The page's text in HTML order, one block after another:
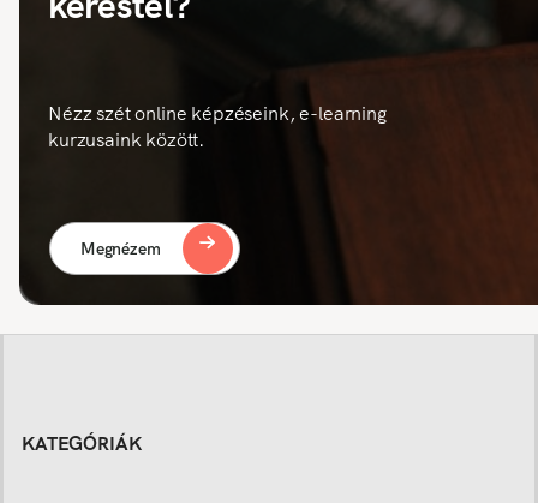
Nézz szét online képzéseink, e-learning
kurzusaink között.
Megnézem
KATEGÓRIÁK